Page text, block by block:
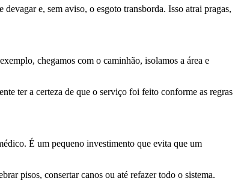
e, sem aviso, o esgoto transborda. Isso atrai pragas,
chegamos com o caminhão, isolamos a área e
ter a certeza de que o serviço foi feito conforme as regras
É um pequeno investimento que evita que um
pisos, consertar canos ou até refazer todo o sistema.